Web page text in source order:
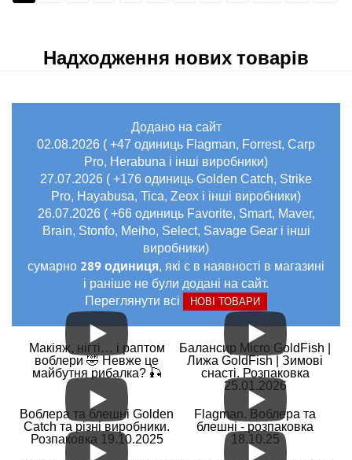
Надходження нових товарів
Додано на сайт
02.08.2026 ( +47 одиниць Flagman, Forrest, Carp
Pro, Herabuna і інші виробники)
27.07.2026 ( +176 одиниць Golden Catch, Strike
Pro, Hayabusa, Tica, Zeox і інші виробники)
26.07.2026 ( +66 одиниць Favorite, Smart, Maver,
Brain, Stonfo, Meiho, Select, Savage Gear і інші
виробники)
сумарно 289 одиниця, які є в наявності в магазині
і раніше не були додані на сайт.
Переглянути всі
НОВІ ТОВАРИ
Макіяж, нігті… і раптом
воблери 🤣 Невже це
майбутня рибалка? 🎣
Балансир Micro GoldFish |
Лижа GoldFish | Зимові
снасті. Розпаковка
25.01.2026
Воблера та блешні Golden
Catch та різні виробники.
Розпаковка 19.10.2025
Flagman. Воблера та
блешні - розпаковка
18.10.25